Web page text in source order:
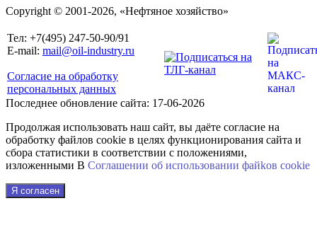
Copyright © 2001-2026, «Нефтяное хозяйство»
Тел: +7(495) 247-50-90/91
E-mail: mail@oil-industry.ru
Согласие на обработку
персональных данных
Последнее обновление сайта: 17-06-2026
Продолжая использовать наш сайт, вы даёте согласие на
обработку файлов cookie в целях функционирования сайта и
сбора статистики в соответствии с положениями,
изложенными В Соглашении об использовании файkов cookie
Я согласен